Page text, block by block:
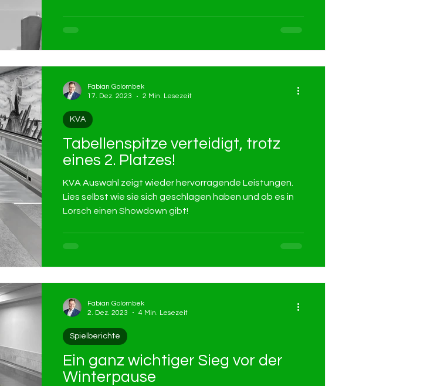
Tabellenspitze verteidigt, trotz
eines 2. Platzes!
KVA Auswahl zeigt wieder hervorragende Leistungen.
Lies selbst wie sie sich geschlagen haben und ob es in
Lorsch einen Showdown gibt!
KVA
Fabian Golombek
17. Dez. 2023
2 Min. Lesezeit
Ein ganz wichtiger Sieg vor der
Winterpause
Spielberichte
Fabian Golombek
2. Dez. 2023
4 Min. Lesezeit